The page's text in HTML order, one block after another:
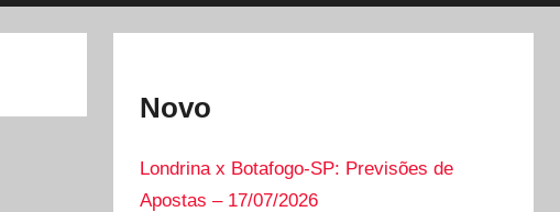
Novo
Londrina x Botafogo-SP: Previsões de
Apostas – 17/07/2026